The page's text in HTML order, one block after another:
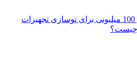
ماجرای پرداخت وام 100 میلیونی برای نوسازی تجهیزات
چیست؟